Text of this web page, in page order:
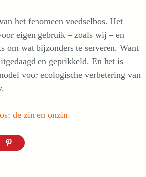
het fenomeen voedselbos. Het
eigen gebruik – zoals wij – en
om wat bijzonders te serveren. Want
en geprikkeld. En het is
voor ecologische verbetering van
de zin en onzin